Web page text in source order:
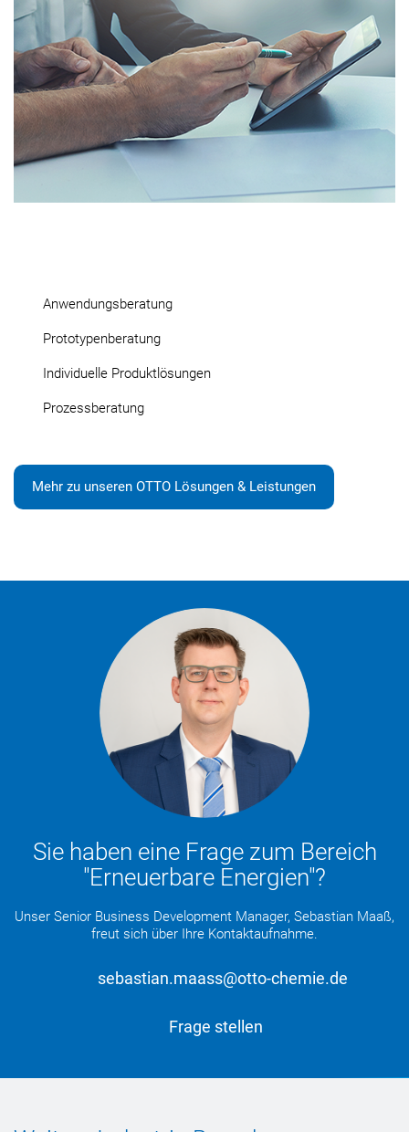
Anwendungsberatung
Prototypenberatung
Individuelle Produktlösungen
Prozessberatung
Mehr zu unseren OTTO Lösungen & Leistungen
Sie haben eine Frage zum Bereich
"Erneuerbare Energien"?
Unser Senior Business Development Manager, Sebastian Maaß,
freut sich über Ihre Kontaktaufnahme.
sebastian.maass@otto-chemie.de
Frage stellen